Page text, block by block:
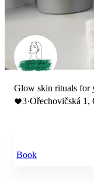
Glow skin rituals for
3·Ořechovičská 1,
Book